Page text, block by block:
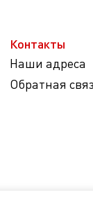
Контакты
Наши адреса
Обратная